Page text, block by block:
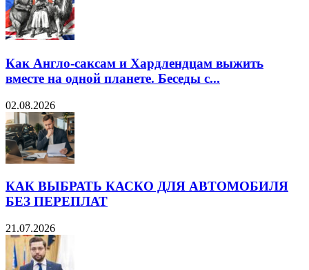
Как Англо-саксам и Хардлендцам выжить
вместе на одной планете. Беседы с...
02.08.2026
КАК ВЫБРАТЬ КАСКО ДЛЯ АВТОМОБИЛЯ
БЕЗ ПЕРЕПЛАТ
21.07.2026